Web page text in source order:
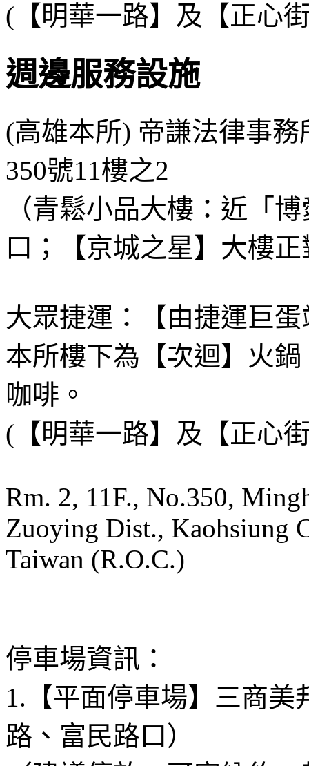
(【明華一路】及【正心
週邊服務設施
(高雄本所) 帝謙法律事
350號11樓之2
（青鬆小品大樓：近「
口；【京城之星】大樓
大眾捷運：【由捷運巨
本所樓下為【次迴】火
咖啡。
(【明華一路】及【正心
Rm. 2, 11F., No.350,
Zuoying Dist., Kaohsiung
Taiwan (R.O.C.)
停車場資訊：
1.【平面停車場】三商
路、富民路口）